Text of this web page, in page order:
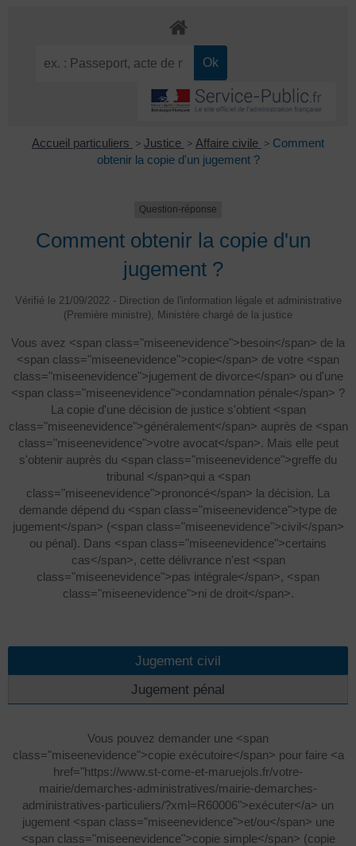
Accueil particuliers > Justice > Affaire civile > Comment
obtenir la copie d'un jugement ?
Question-réponse
Comment obtenir la copie d'un
jugement ?
Vérifié le 21/09/2022 - Direction de l'information légale et administrative
(Première ministre), Ministère chargé de la justice
Vous avez <span class="miseenevidence">besoin</span> de la
<span class="miseenevidence">copie</span> de votre <span
class="miseenevidence">jugement de divorce</span> ou d'une
<span class="miseenevidence">condamnation pénale</span> ?
La copie d'une décision de justice s'obtient <span
class="miseenevidence">généralement</span> auprès de <span
class="miseenevidence">votre avocat</span>. Mais elle peut
s'obtenir auprès du <span class="miseenevidence">greffe du
tribunal </span>qui a <span
class="miseenevidence">prononcé</span> la décision. La
demande dépend du <span class="miseenevidence">type de
jugement</span> (<span class="miseenevidence">civil</span>
ou pénal). Dans <span class="miseenevidence">certains
cas</span>, cette délivrance n'est <span
class="miseenevidence">pas intégrale</span>, <span
class="miseenevidence">ni de droit</span>.
Jugement civil
Jugement pénal
Vous pouvez demander une <span
class="miseenevidence">copie exécutoire</span> pour faire <a
href="https://www.st-come-et-maruejols.fr/votre-
mairie/demarches-administratives/mairie-demarches-
administratives-particuliers/?xml=R60006">exécuter</a> un
jugement <span class="miseenevidence">et/ou</span> une
<span class="miseenevidence">copie simple</span> (copie